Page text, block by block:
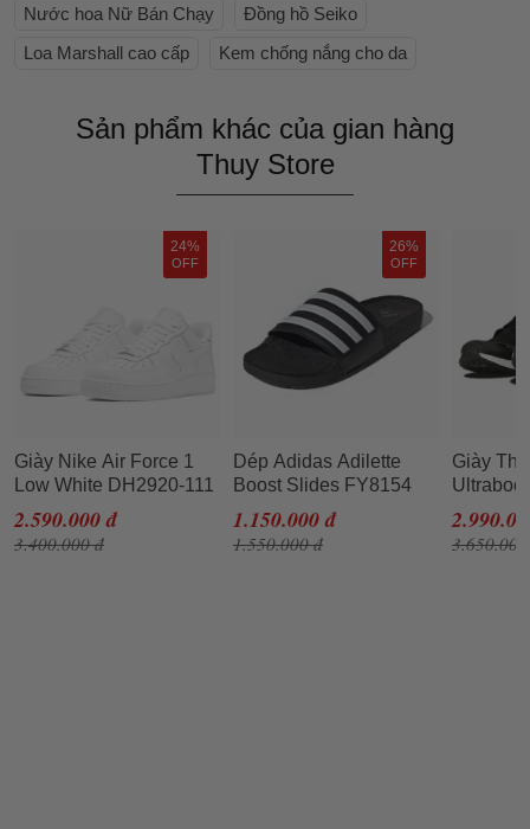
Nước hoa Nữ Bán Chạy
Đồng hồ Seiko
Loa Marshall cao cấp
Kem chống nắng cho da
Sản phẩm khác của gian hàng
Thuy Store
24%
OFF
Giày Nike Air Force 1
Low White DH2920-111
Màu Trắng Size 40
2.590.000 đ
3.400.000 đ
26%
OFF
Dép Adidas Adilette
Boost Slides FY8154
Màu Đen Trắng Size 46
1.150.000 đ
1.550.000 đ
Giày
'Core
Màu